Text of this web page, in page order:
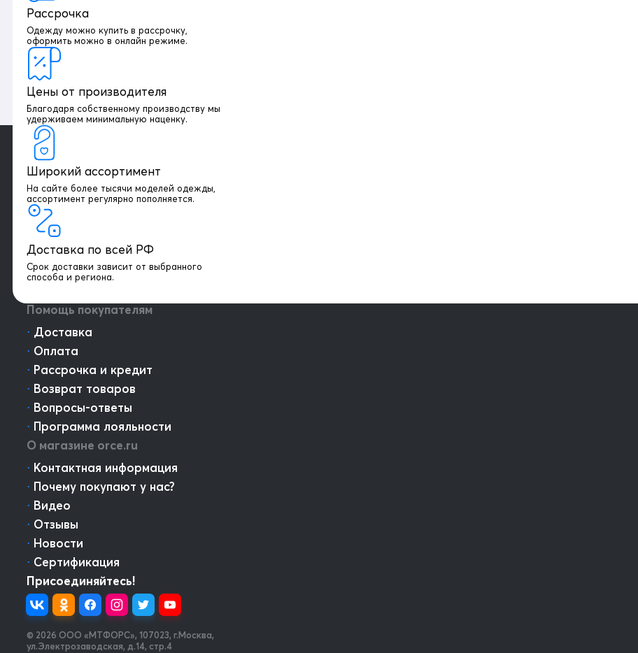
Рассрочка
Одежду можно купить в рассрочку,
оформить можно в онлайн режиме.
Цены от производителя
Благодаря собственному производству мы
удерживаем минимальную наценку.
Широкий ассортимент
На сайте более тысячи моделей одежды,
ассортимент регулярно пополняется.
Доставка по всей РФ
Срок доставки зависит от выбранного
способа и региона.
+7 903 003 03 79
Онлайн консультация
Помощь покупателям
⋅ Доставка
⋅ Оплата
⋅ Рассрочка и кредит
⋅ Возврат товаров
⋅ Вопросы-ответы
⋅ Программа лояльности
О магазине orce.ru
⋅ Контактная информация
⋅ Почему покупают у нас?
⋅ Видео
⋅ Отзывы
⋅ Новости
⋅ Сертификация
Присоединяйтесь!
© 2026 OOO «МТФОРС», 107023, г.Москва,
ул.Электрозаводская, д.14, стр.4